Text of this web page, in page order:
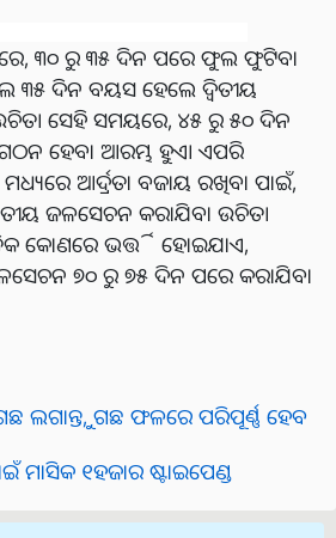
୩୦ ରୁ ୩୫ ଦିନ ପରେ ଫୁଲ ଫୁଟିବା
୩୫ ଦିନ ବୟସ ହେଲେ ଦ୍ୱିତୀୟ
ସେହି ସମୟରେ, ୪୫ ରୁ ୫୦ ଦିନ
ହେବା ଆରମ୍ଭ ହୁଏ। ଏପରି
ଆର୍ଦ୍ରତା ବଜାୟ ରଖିବା ପାଇଁ,
ଜଳସେଚନ କରାଯିବା ଉଚିତ।
କୋଣରେ ଭର୍ତ୍ତି ହୋଇଯାଏ,
୭୦ ରୁ ୭୫ ଦିନ ପରେ କରାଯିବା
ଲଗାନ୍ତୁ, ଗଛ ଫଳରେ ପରିପୂର୍ଣ୍ଣ ହେବ
ମାସିକ ୧ହଜାର ଷ୍ଟାଇପେଣ୍ଡ